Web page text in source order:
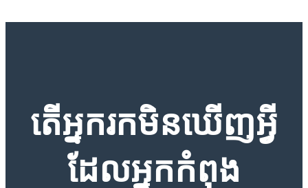
តើអ្នករកមិនឃើញអ្វី
ដែលអ្នកកំពុង